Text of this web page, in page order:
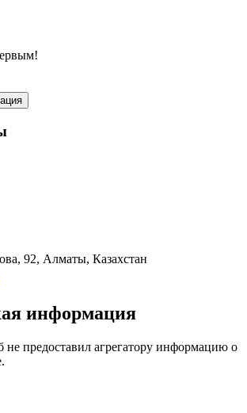
92, Алматы, Казахстан
информация
предоставил агрегатору информацию о